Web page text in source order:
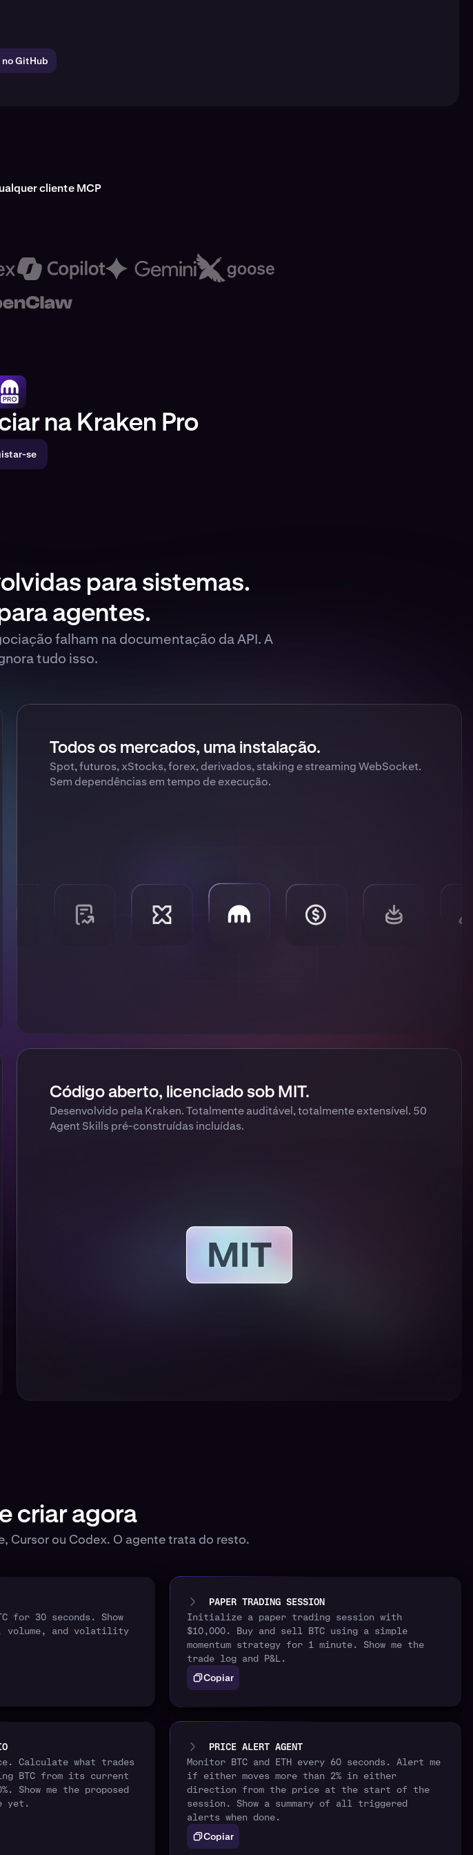
no GitHub
cliente MCP
na Kraken Pro
se
para sistemas.
agentes.
falham na documentação da API. A
tudo isso.
Todos os mercados, uma instalação.
Spot, futuros, xStocks, forex, derivados, staking e streaming WebSocket.
Sem dependências em tempo de execução.
Código aberto, licenciado sob MIT.
Desenvolvido pela Kraken. Totalmente auditável, totalmente extensível. 50
Agent Skills pré-construídas incluídas.
criar agora
Cursor ou Codex. O agente trata do resto.
for 30 seconds. Show
volume, and volatility
PAPER TRADING SESSION
Initialize a paper trading session with
$10,000. Buy and sell BTC using a simple
momentum strategy for 1 minute. Show me the
trade log and P&L.
Copiar
Calculate what trades
BTC from its current
Show me the proposed
yet.
PRICE ALERT AGENT
Monitor BTC and ETH every 60 seconds. Alert me
if either moves more than 2% in either
direction from the price at the start of the
session. Show a summary of all triggered
alerts when done.
Copiar